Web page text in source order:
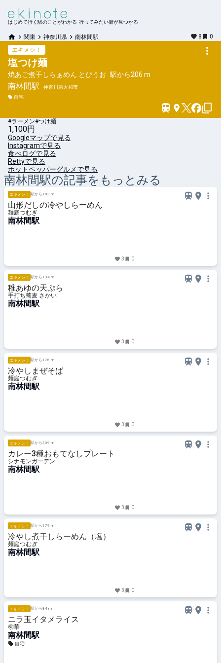
はじめて行く駅のことがわかる 行ってみたい街が見つかる
関東 神奈川県 南林間駅 8
0
エキメシ！
塩つけ麺
焼あご煮干しらぁめん とびうお 駅から206 m
南林間駅
神奈川県大和市
自宅
#ラーメン#つけ麺
1,100円
Googleマップで見る
Instagramで見る
食べログで見る
Rettyで見る
ホットペッパーグルメで見る
南林間駅の記事をもっとみる
エキメシ！ 駅から183 m
山形だしの冷やしらーめん
麺庭つむぎ
南林間駅
3 0
エキメシ！ 駅から134 m
稚あゆの天ぷら
手打ち蕎麦 さかい
南林間駅
3 0
エキメシ！ 駅から176 m
冷やしまぜそば
麺庭つむぎ
南林間駅
3 0
エキメシ！ 駅から509 m
カレー3種おもてなしプレート
シナモンガーデン
南林間駅
3 0
エキメシ！ 駅から179 m
冷やし煮干しらーめん（塩）
麺庭つむぎ
南林間駅
3 0
エキメシ！ 駅から84 m
ニラ玉イタメライス
柳華
南林間駅
自宅